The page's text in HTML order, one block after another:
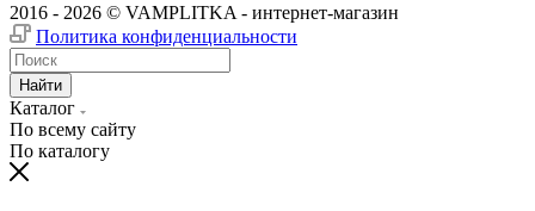
2016 - 2026 © VAMPLITKA - интернет-магазин
Политика конфиденциальности
Найти
Каталог
По всему сайту
По каталогу